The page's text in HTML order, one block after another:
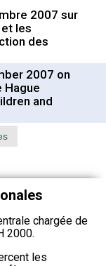
2007 sur
les
des
2007 on
Hague
and
chargée de
2000.
les